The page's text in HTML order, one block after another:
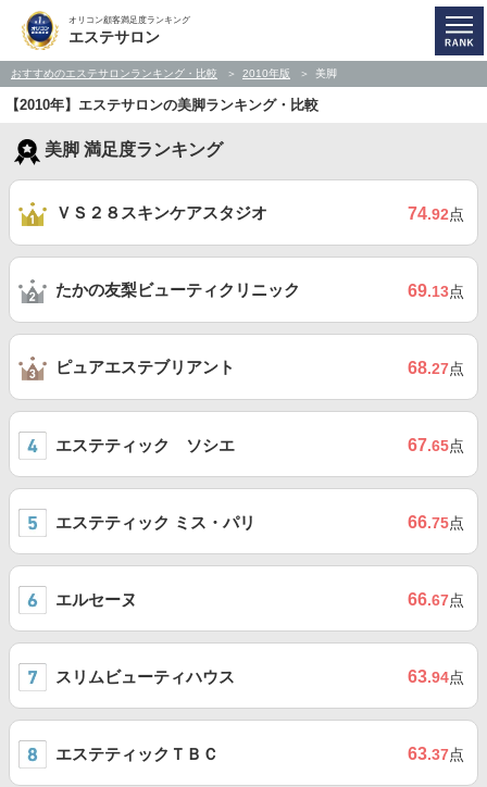
オリコン顧客満足度ランキング
エステサロン
おすすめのエステサロンランキング・比較 2010年版 美脚
【2010年】エステサロンの美脚ランキング・比較
美脚 満足度ランキング
ＶＳ２８スキンケアスタジオ 74.92点
たかの友梨ビューティクリニック 69.13点
ピュアエステブリアント 68.27点
エステティック ソシエ 67.65点
エステティック ミス・パリ 66.75点
エルセーヌ 66.67点
スリムビューティハウス 63.94点
エステティックＴＢＣ 63.37点